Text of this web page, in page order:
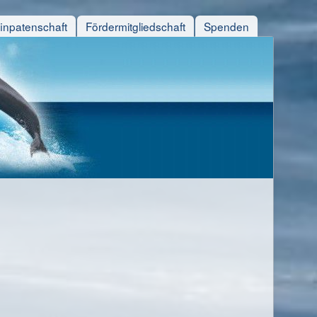
Fördermitgliedschaft Spenden